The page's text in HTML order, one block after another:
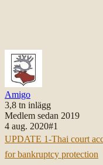
Amigo
3,8 tn inlägg
Medlem sedan 2019
4 aug. 2020#1
UPDATE 1-Thai court
for bankruptcy protection